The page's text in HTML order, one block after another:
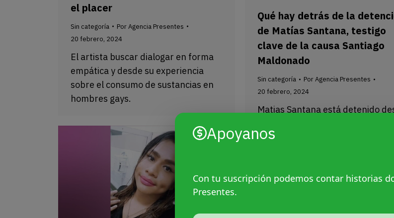
Apoyanos
Con tu suscripción podemos contar historias
Presentes.
el placer
Sin categoría PorAgencia Presentes
20 febrero, 2024
El artista buscar dialogar en forma
empática y desde su experiencia
sobre el consumo de sustancias en
hombres gays.
Qué hay detrás de la
de Matías Santana, testigo
clave de la causa Santiago
Maldonado
Sin categoría PorAgencia Presentes
20 febrero, 2024
Matias Santana está detenido
dice que es una causa armada. La
ministerio de Seguridad y una